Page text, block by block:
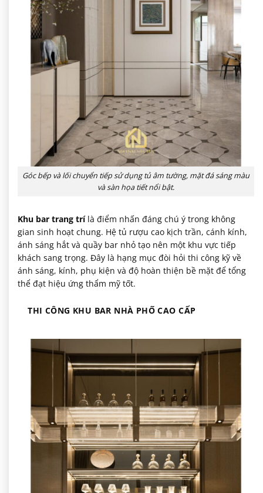
Góc bếp và lối chuyển tiếp sử dụng tủ âm tường, mặt đá sáng màu
và sàn họa tiết nổi bật.
Khu bar trang trílà điểm nhấn đáng chú ý trong không
gian sinh hoạt chung. Hệ tủ rượu cao kịch trần, cánh kính,
ánh sáng hắt và quầy bar nhỏ tạo nên một khu vực tiếp
khách sang trọng. Đây là hạng mục đòi hỏi thi công kỹ về
ánh sáng, kính, phụ kiện và độ hoàn thiện bề mặt để tổng
thể đạt hiệu ứng thẩm mỹ tốt.
THI CÔNG KHU BAR NHÀ PHỐ CAO CẤP